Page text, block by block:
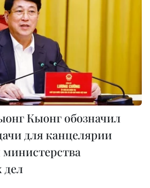
Кыонг обозначил
для канцелярии